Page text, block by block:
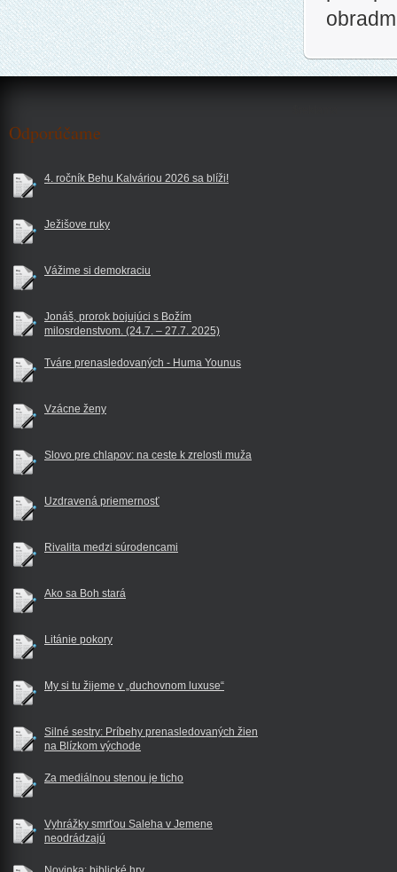
Odporúčame
4. ročník Behu Kalváriou 2026 sa blíži!
Ježišove ruky
Vážime si demokraciu
Jonáš, prorok bojujúci s Božím
milosrdenstvom. (24.7. – 27.7. 2025)
Tváre prenasledovaných - Huma Younus
Vzácne ženy
Slovo pre chlapov: na ceste k zrelosti muža
Uzdravená priemernosť
Rivalita medzi súrodencami
Ako sa Boh stará
Litánie pokory
My si tu žijeme v „duchovnom luxuse“
Silné sestry: Príbehy prenasledovaných žien
na Blízkom východe
Za mediálnou stenou je ticho
Vyhrážky smrťou Saleha v Jemene
neodrádzajú